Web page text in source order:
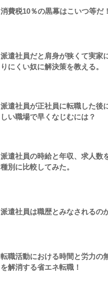
消費税10％の黒幕はこいつ等だ！
派遣社員だと肩身が狭くて実家
りにくい奴に解決策を教える。
派遣社員が正社員に転職した後
しい職場で早くなじむには？
派遣社員の時給と年収、求人数
種別に比較してみた。
派遣社員は職歴とみなされるの
転職活動における時間と労力の
を解消する省エネ転職！